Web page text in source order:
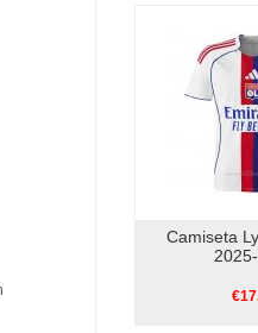
Camiseta